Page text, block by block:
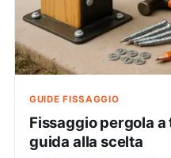
GUIDE FISSAGGIO
Fissaggio pergola
guida alla scelta